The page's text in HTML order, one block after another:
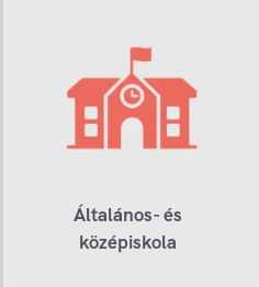
Általános- és
középiskola